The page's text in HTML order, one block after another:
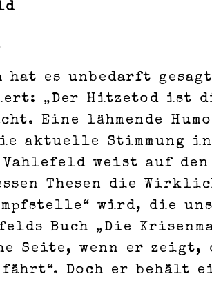
hat es unbedarft
„Der Hitzetod ist
Eine lähmende
aktuelle Stimmung
Vahlefeld weist auf
Thesen die
wird, die
Buch „Die
Seite, wenn er zeigt,
fährt“. Doch er